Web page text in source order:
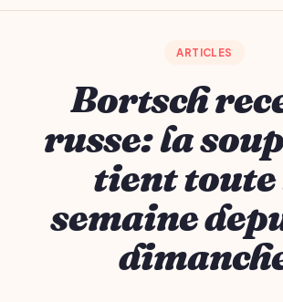
ARTICLES
Bortsch
russe: la
tient toute
semaine